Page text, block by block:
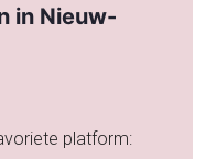
in Nieuw-
platform: